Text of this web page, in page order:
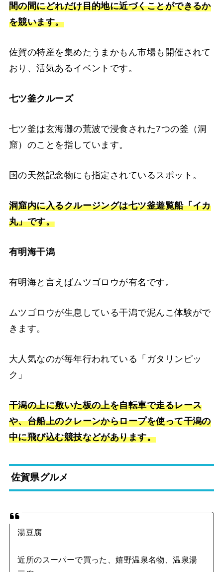
間の間にどれだけ目的地に近づくことができるか
を競います。
佐賀の特産を集めたうまかもん市場も開催されて
おり、活気あるイベントです。
七ツ釜クルーズ
七ツ釜は玄海灘の荒波で浸食された7つの釜（洞
窟）のことを指しています。
国の天然記念物にも指定されているスポット。
洞窟内に入るクルージングは七ツ釜遊覧船「イカ
丸」です。
有明海干潟
有明海と言えばムツゴロウが有名です。
ムツゴロウが生息している干潟で泥んこ体験がで
きます。
大人気なのが毎年行われている「ガタリンピッ
ク」
干潟の上に敷いた板の上を自転車で走るレース
や、台船上のクレーンからロープを使って干潟の
中に飛び込む競技などがあります。
佐賀県グルメ
湯豆腐
近所のスーパーで買った、嬉野温泉名物、温泉湯